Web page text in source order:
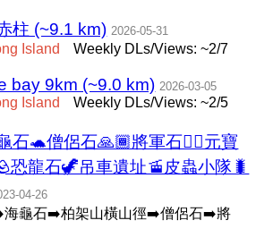
柱 (~9.1 km) 2026-05-31
Island Weekly DLs/Views: ~2/7
bay 9km (~9.0 km) 2026-03-05
Island Weekly DLs/Views: ~2/5
石🐢僧侶石🙏🏾將軍石💂‍♂️元寶
恐龍石🦖吊車遺址🚡皮蟲小隊🐛
04-26
龜石➡️柏架山橫山徑➡️僧侶石➡️將